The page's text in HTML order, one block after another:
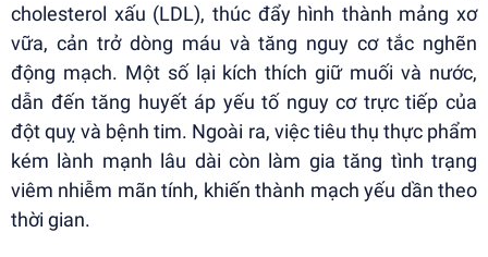
cholesterol xấu (LDL), thúc đẩy hình thành mảng xơ
vữa, cản trở dòng máu và tăng nguy cơ tắc nghẽn
động mạch. Một số lại kích thích giữ muối và nước,
dẫn đến tăng huyết áp yếu tố nguy cơ trực tiếp của
đột quỵ và bệnh tim. Ngoài ra, việc tiêu thụ thực phẩm
kém lành mạnh lâu dài còn làm gia tăng tình trạng
viêm nhiễm mãn tính, khiến thành mạch yếu dần theo
thời gian.